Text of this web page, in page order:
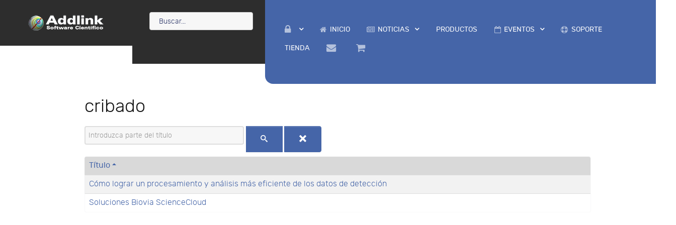
INICIO NOTICIAS PRODUCTOS EVENTOS SOPORTE
TIENDA
cribado
Introduzca parte del título
Título
Cómo lograr un procesamiento y análisis más eficiente de los datos de detección
Soluciones Biovia ScienceCloud